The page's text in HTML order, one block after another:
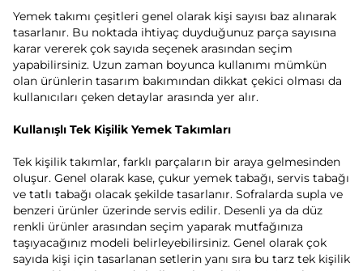
Yemek takımı çeşitleri genel olarak kişi sayısı baz alınarak
tasarlanır. Bu noktada ihtiyaç duyduğunuz parça sayısına
karar vererek çok sayıda seçenek arasından seçim
yapabilirsiniz. Uzun zaman boyunca kullanımı mümkün
olan ürünlerin tasarım bakımından dikkat çekici olması da
kullanıcıları çeken detaylar arasında yer alır.
Kullanışlı Tek Kişilik Yemek Takımları
Tek kişilik takımlar, farklı parçaların bir araya gelmesinden
oluşur. Genel olarak kase, çukur yemek tabağı, servis tabağı
ve tatlı tabağı olacak şekilde tasarlanır. Sofralarda supla ve
benzeri ürünler üzerinde servis edilir. Desenli ya da düz
renkli ürünler arasından seçim yaparak mutfağınıza
taşıyacağınız modeli belirleyebilirsiniz. Genel olarak çok
sayıda kişi için tasarlanan setlerin yanı sıra bu tarz tek kişilik